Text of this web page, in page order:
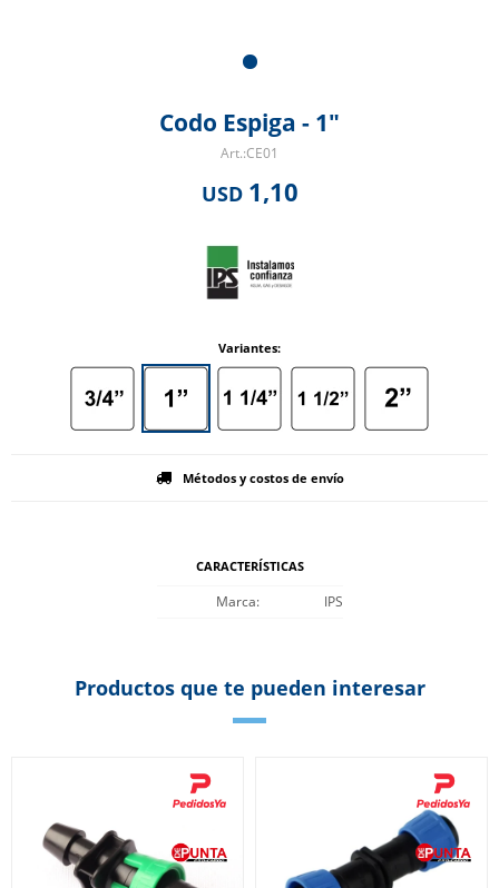
Codo Espiga - 1"
CE01
USD 1,10
Variantes:
Métodos y costos de envío
CARACTERÍSTICAS
Marca IPS
Productos que te pueden interesar